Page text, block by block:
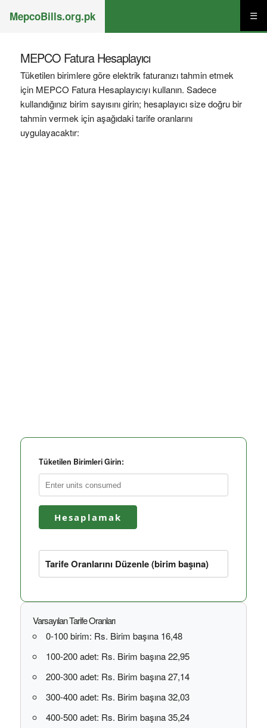
MepcoBills.org.pk ☰
MEPCO Fatura Hesaplayıcı
Tüketilen birimlere göre elektrik faturanızı tahmin etmek
için MEPCO Fatura Hesaplayıcıyı kullanın. Sadece
kullandığınız birim sayısını girin; hesaplayıcı size doğru bir
tahmin vermek için aşağıdaki tarife oranlarını
uygulayacaktır:
Tüketilen Birimleri Girin:
Hesaplamak
Tarife Oranlarını Düzenle (birim başına)
Varsayılan Tarife Oranları
0-100 birim: Rs. Birim başına 16,48
100-200 adet: Rs. Birim başına 22,95
200-300 adet: Rs. Birim başına 27,14
300-400 adet: Rs. Birim başına 32,03
400-500 adet: Rs. Birim başına 35,24